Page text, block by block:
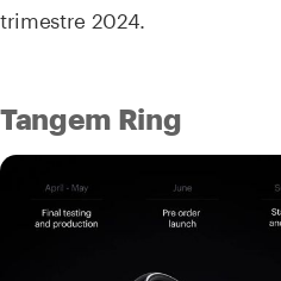
trimestre 2024.
Tangem Ring